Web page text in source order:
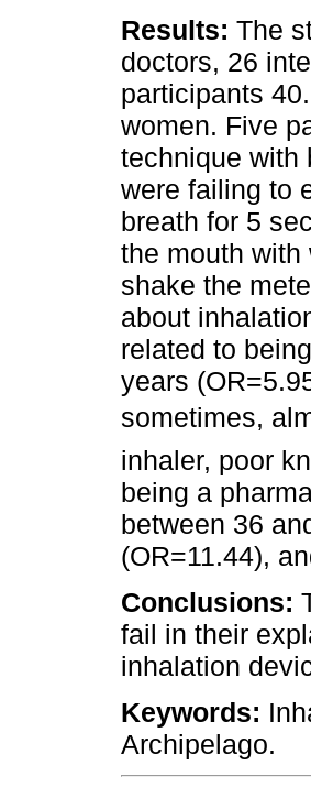
Results: The
doctors, 26
participants
women. Five
technique with
were failing to
breath for 5
the mouth
shake the
about
related to
years
sometimes,
inhaler, poor
being a
between 36
(OR=11.44),
Conclusions:
fail in their
inhalation
Keywords:
Archipelago.